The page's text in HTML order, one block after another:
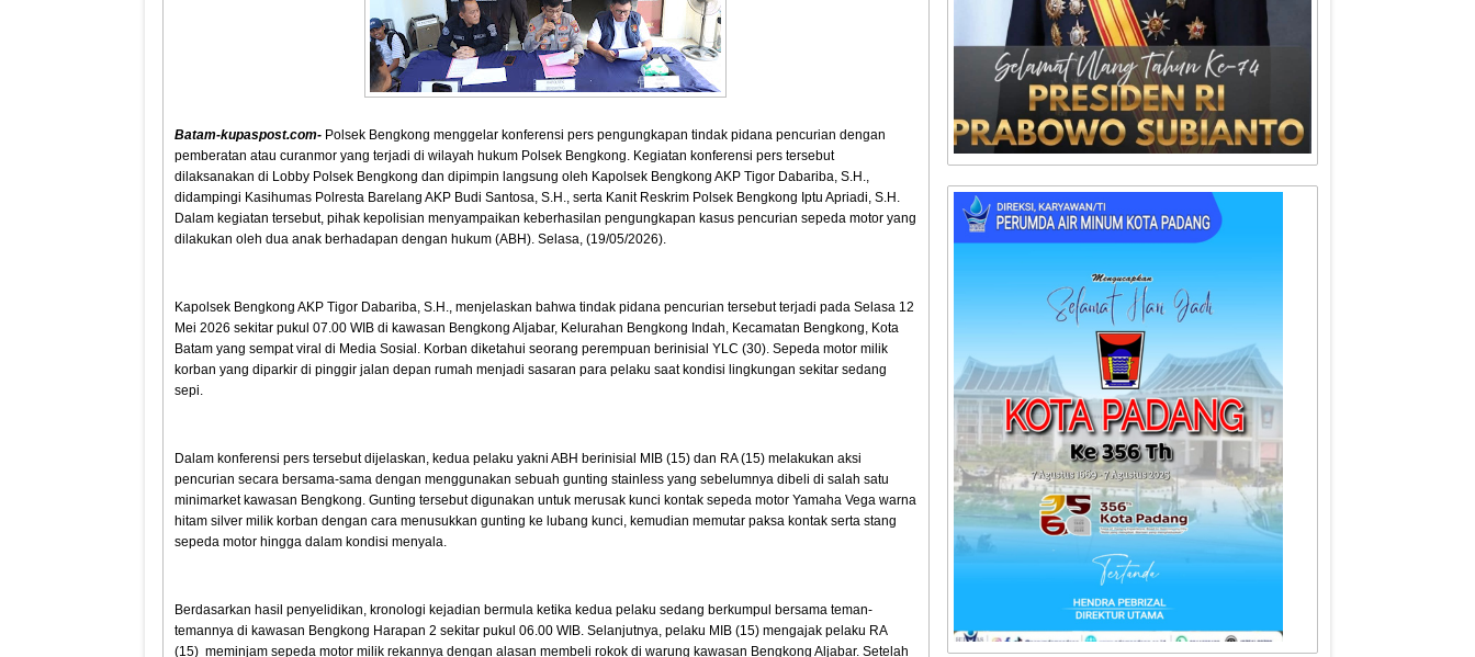
Batam-kupaspost.com- Polsek Bengkong menggelar konferensi pers pengungkapan tindak pidana pencurian dengan
pemberatan atau curanmor yang terjadi di wilayah hukum Polsek Bengkong. Kegiatan konferensi pers tersebut
dilaksanakan di Lobby Polsek Bengkong dan dipimpin langsung oleh Kapolsek Bengkong AKP Tigor Dabariba, S.H.,
didampingi Kasihumas Polresta Barelang AKP Budi Santosa, S.H., serta Kanit Reskrim Polsek Bengkong Iptu Apriadi, S.H.
Dalam kegiatan tersebut, pihak kepolisian menyampaikan keberhasilan pengungkapan kasus pencurian sepeda motor yang
dilakukan oleh dua anak berhadapan dengan hukum (ABH). Selasa, (19/05/2026).
Kapolsek Bengkong AKP Tigor Dabariba, S.H., menjelaskan bahwa tindak pidana pencurian tersebut terjadi pada Selasa 12
Mei 2026 sekitar pukul 07.00 WIB di kawasan Bengkong Aljabar, Kelurahan Bengkong Indah, Kecamatan Bengkong, Kota
Batam yang sempat viral di Media Sosial. Korban diketahui seorang perempuan berinisial YLC (30). Sepeda motor milik
korban yang diparkir di pinggir jalan depan rumah menjadi sasaran para pelaku saat kondisi lingkungan sekitar sedang
sepi.
Dalam konferensi pers tersebut dijelaskan, kedua pelaku yakni ABH berinisial MIB (15) dan RA (15) melakukan aksi
pencurian secara bersama-sama dengan menggunakan sebuah gunting stainless yang sebelumnya dibeli di salah satu
minimarket kawasan Bengkong. Gunting tersebut digunakan untuk merusak kunci kontak sepeda motor Yamaha Vega warna
hitam silver milik korban dengan cara menusukkan gunting ke lubang kunci, kemudian memutar paksa kontak serta stang
sepeda motor hingga dalam kondisi menyala.
Berdasarkan hasil penyelidikan, kronologi kejadian bermula ketika kedua pelaku sedang berkumpul bersama teman-
temannya di kawasan Bengkong Harapan 2 sekitar pukul 06.00 WIB. Selanjutnya, pelaku MIB (15) mengajak pelaku RA
(15) meminjam sepeda motor milik rekannya dengan alasan membeli rokok di warung kawasan Bengkong Aljabar. Setelah